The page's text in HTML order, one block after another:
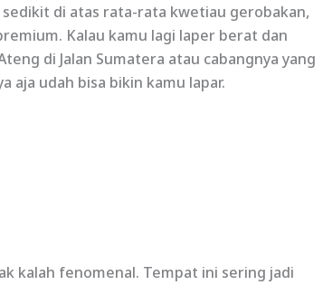
di atas rata-rata kwetiau gerobakan,
Kalau kamu lagi laper berat dan
di Jalan Sumatera atau cabangnya yang
aja udah bisa bikin kamu lapar.
kalah fenomenal. Tempat ini sering jadi